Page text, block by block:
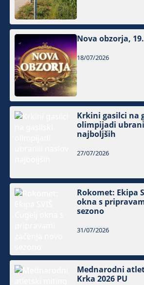
Nova obzorja,
18/07/2026
Krkini gasilci na
olimpijadi
najboljših
27/07/2026
Rokomet: Ekipa
okna s
sezono
31/07/2026
Mednarodni
Krka 2026 PU